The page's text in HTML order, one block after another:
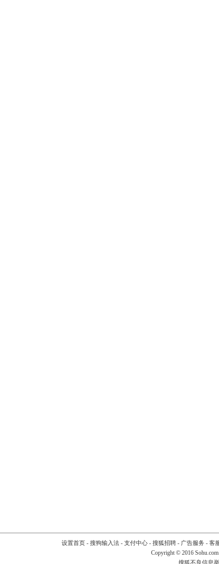
设置首页- 搜狗输入法- 支付中心- 搜狐招聘- 广告服务 - 客
Copyright © 2016
搜狐不良信息